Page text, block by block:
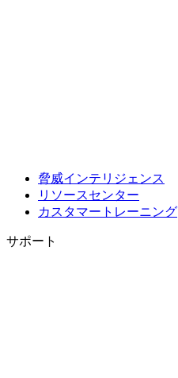
脅威インテリジェンス
リソースセンター
カスタマートレーニング
サポート